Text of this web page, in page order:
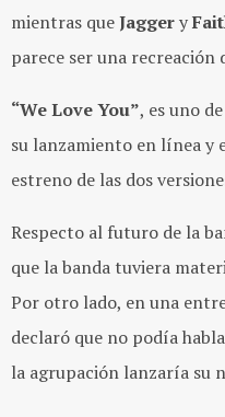
mientras queJaggery
parece ser una recreación
“We Love You”, es uno
su lanzamiento en línea y
estreno de las dos
Respecto al futuro de la
que la banda tuviera
Por otro lado, en una
declaró que no podía
la agrupación lanzaría su